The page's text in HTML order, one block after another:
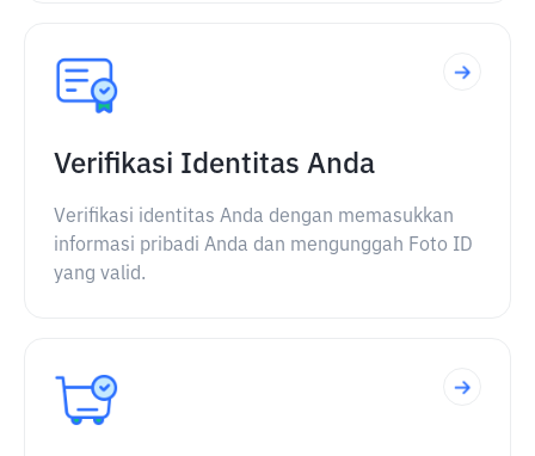
Verifikasi Identitas Anda
Verifikasi identitas Anda dengan memasukkan
informasi pribadi Anda dan mengunggah Foto ID
yang valid.